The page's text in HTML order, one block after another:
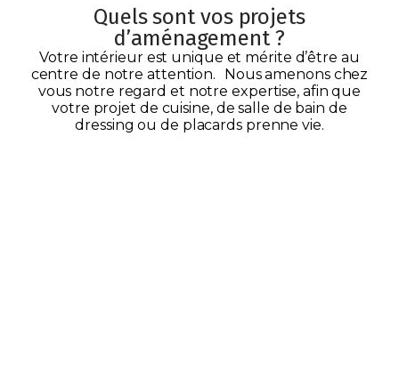
Quels sont vos projets
d’aménagement ?
Votre intérieur est unique et mérite d’être au
centre de notre attention. Nous amenons chez
vous notre regard et notre expertise, afin que
votre projet de cuisine, de salle de bain de
dressing ou de placards prenne vie.